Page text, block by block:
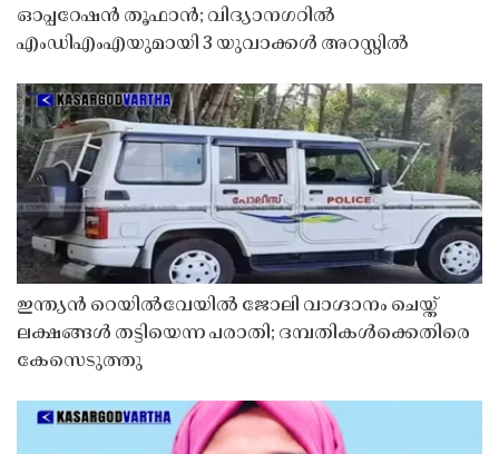
ഓപ്പറേഷൻ തൂഫാൻ; വിദ്യാനഗറിൽ
എംഡിഎംഎയുമായി 3 യുവാക്കൾ അറസ്റ്റിൽ
ഇന്ത്യൻ റെയിൽവേയിൽ ജോലി വാഗ്ദാനം ചെയ്ത്
ലക്ഷങ്ങൾ തട്ടിയെന്ന പരാതി; ദമ്പതികൾക്കെതിരെ
കേസെടുത്തു